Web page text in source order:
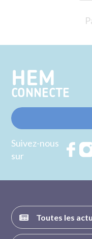
HEM
CONNECTE
Suivez-nous
sur
Toutes les